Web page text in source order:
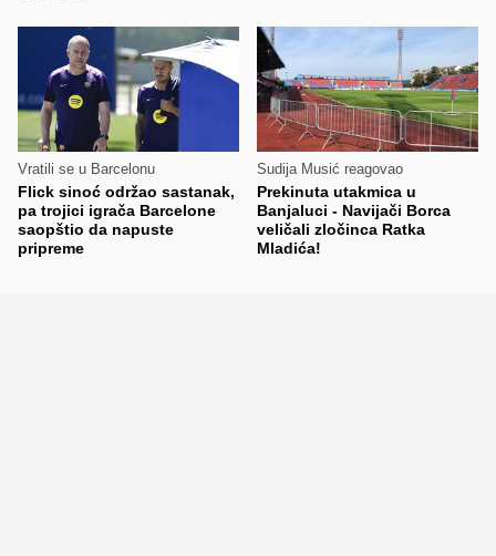
Vratili se u Barcelonu
Flick sinoć održao sastanak,
pa trojici igrača Barcelone
saopštio da napuste
pripreme
Sudija Musić reagovao
Prekinuta utakmica u
Banjaluci - Navijači Borca
veličali zločinca Ratka
Mladića!